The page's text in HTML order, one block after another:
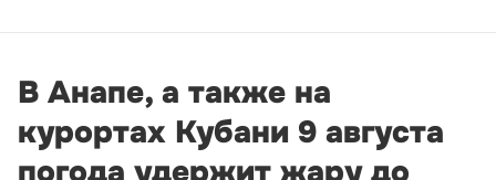
В Анапе, а также на
курортах Кубани 9 августа